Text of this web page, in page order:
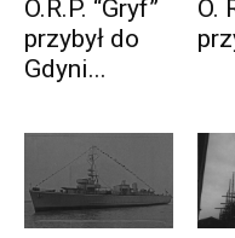
O.R.P. “Gryf”
przybył do
Gdyni...
O.